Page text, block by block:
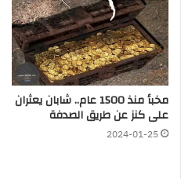
مخبأ منذ 1500 عام.. شابان يعثران
على كنز عن طريق الصدفة
2024-01-25